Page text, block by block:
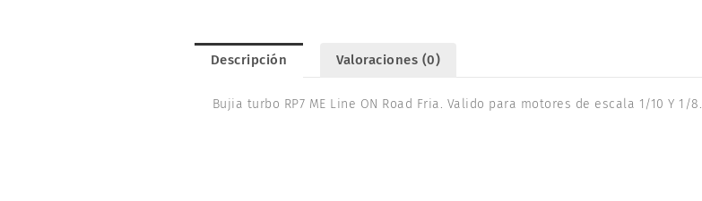
RP7
cantidad
Descripción Valoraciones (0)
Bujia turbo RP7 ME Line ON Road Fria. Valido para motores de escala 1/10 Y 1/8.